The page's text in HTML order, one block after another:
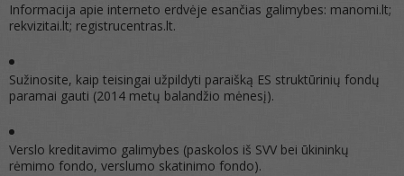
Informacija apie interneto erdvėje esančias galimybes: manomi.lt;
rekvizitai.lt; registrucentras.lt.
Sužinosite, kaip teisingai užpildyti paraišką ES struktūrinių fondų
paramai gauti (2014 metų balandžio mėnesį).
Verslo kreditavimo galimybes (paskolos iš SVV bei ūkininkų
rėmimo fondo, verslumo skatinimo fondo).